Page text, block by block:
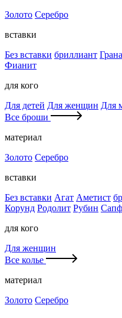
Золото Серебро
вставки
Без вставки бриллиант
Фианит
для кого
Для детей Для женщин Для
Все броши
материал
Золото Серебро
вставки
Без вставки Агат Аметист
Корунд Родолит Рубин
для кого
Для женщин
Все колье
материал
Золото Серебро